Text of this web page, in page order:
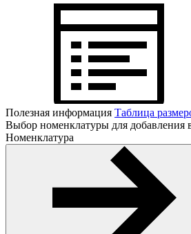
Полезная информация Таблица
Выбор номенклатуры для добавления
Номенклатура